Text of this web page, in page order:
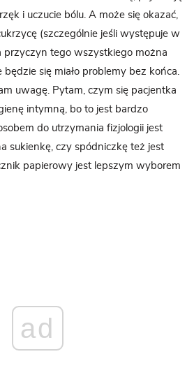
i uczucie bólu. A może się okazać,
(szczególnie jeśli występuje w
przyczyn tego wszystkiego można
się miało problemy bez końca.
uwagę. Pytam, czym się pacjentka
intymną, bo to jest bardzo
do utrzymania fizjologii jest
sukienkę, czy spódniczkę też jest
papierowy jest lepszym wyborem
ad